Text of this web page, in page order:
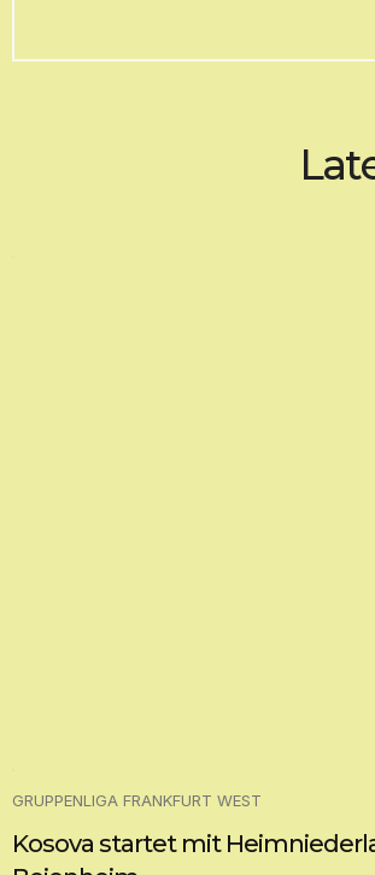
GRUPPENLIGA FRANKFURT WEST
Kosova startet mit